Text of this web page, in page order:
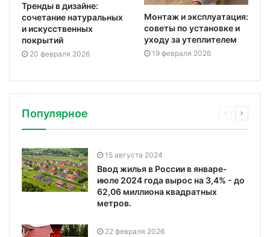
Тренды в дизайне:
сочетание натуральных
и искусственных
покрытий
20 февраля 2026
Монтаж и эксплуатация:
советы по установке и
уходу за утеплителем
19 февраля 2026
Популярное
15 августа 2024
Ввод жилья в России в январе-
июле 2024 года вырос на 3,4% - до
62,06 миллиона квадратных
метров.
22 февраля 2026